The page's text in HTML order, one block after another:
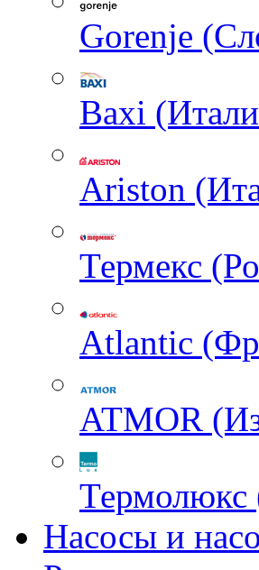
Gorenje
Baxi
Ariston
Термекс
Atlantic
ATMOR
Термолюкс
Насосы и